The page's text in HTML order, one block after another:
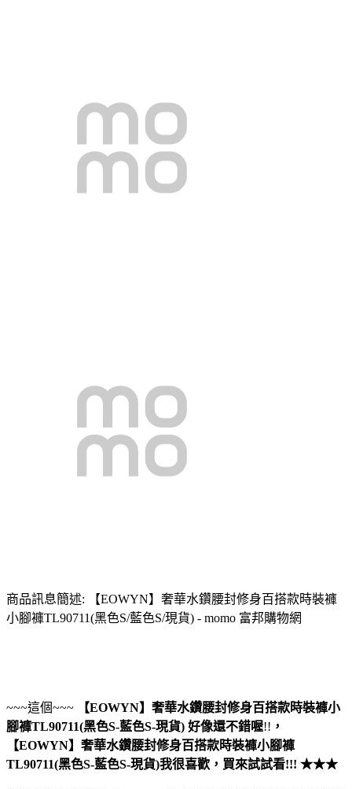
商品訊息簡述: 【EOWYN】奢華水鑽腰封修身百搭款時裝褲
小腳褲TL90711(黑色S/藍色S/現貨) - momo 富邦購物網
~~~這個~~~
【EOWYN】奢華水鑽腰封修身百搭款時裝褲小
腳褲TL90711(黑色S-藍色S-現貨) 好像還不錯喔!! ，
【EOWYN】奢華水鑽腰封修身百搭款時裝褲小腳褲
TL90711(黑色S-藍色S-現貨)我很喜歡，買來試試看!!! ★★★